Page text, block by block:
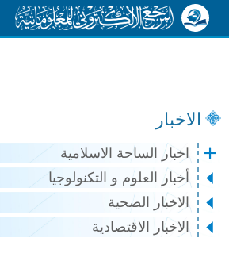
الاخبار
اخبار الساحة الاسلامية
أخبار العلوم و التكنولوجيا
الاخبار الصحية
الاخبار الاقتصادية